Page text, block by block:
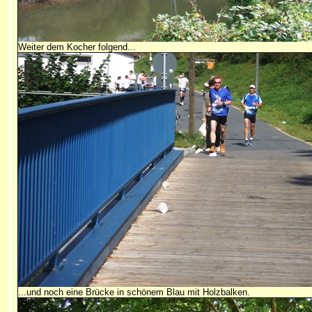
Weiter dem Kocher folgend...
...und noch eine Brücke in schönem Blau mit Holzbalken.